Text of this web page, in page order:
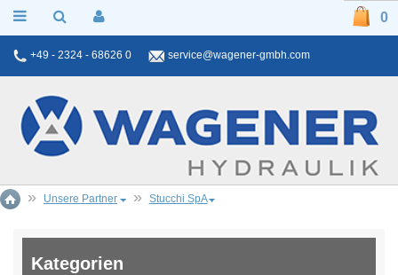
+49 - 2324 - 68626 0 service@wagener-gmbh.com
0
Unsere Partner Stucchi SpA
Kategorien